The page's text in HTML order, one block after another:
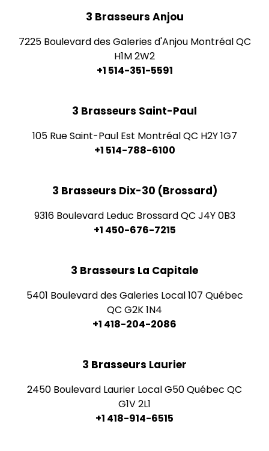
3 Brasseurs Anjou
7225 Boulevard des Galeries d'Anjou Montréal QC
H1M 2W2
+1 514-351-5591
3 Brasseurs Saint-Paul
105 Rue Saint-Paul Est Montréal QC H2Y 1G7
+1 514-788-6100
3 Brasseurs Dix-30 (Brossard)
9316 Boulevard Leduc Brossard QC J4Y 0B3
+1 450-676-7215
3 Brasseurs La Capitale
5401 Boulevard des Galeries Local 107 Québec
QC G2K 1N4
+1 418-204-2086
3 Brasseurs Laurier
2450 Boulevard Laurier Local G50 Québec QC
G1V 2L1
+1 418-914-6515